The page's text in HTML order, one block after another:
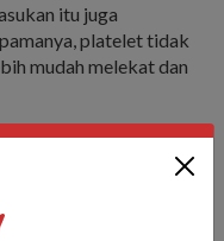
itu juga
platelet tidak
mudah melekat dan
menentukan jenis